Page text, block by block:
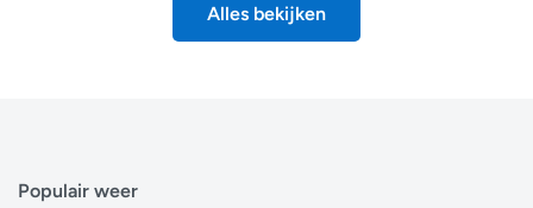
Alles bekijken
Populair weer